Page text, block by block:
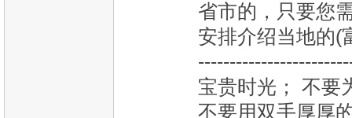
省市的，只要您
安排介绍当地的(
宝贵时光； 不要
不要用双手厚厚